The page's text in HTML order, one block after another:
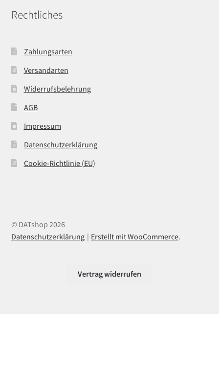
Rechtliches
Zahlungsarten
Versandarten
Widerrufsbelehrung
AGB
Impressum
Datenschutzerklärung
Cookie-Richtlinie (EU)
© DATshop 2026
Datenschutzerklärung
Erstellt mit WooCommerce.
Vertrag widerrufen